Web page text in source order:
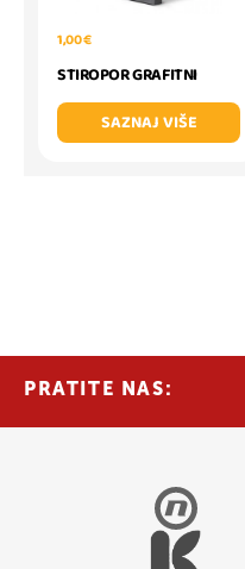
1,00 €
STIROPOR GRAFITNI
SAZNAJ VIŠE
PRATITE NAS: